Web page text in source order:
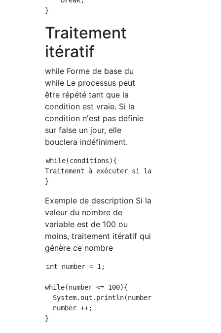
Traitement
itératif
while Forme de base du
while Le processus peut
être répété tant que la
condition est vraie. Si la
condition n'est pas définie
sur false un jour, elle
bouclera indéfiniment.
while(conditions){
Traitement à exécuter si la condition est
Exemple de description Si la
valeur du nombre de
variable est de 100 ou
moins, traitement itératif qui
génère ce nombre
int number = 1;
while(number <= 100){          //Renvoie
System.out.println(number);  //Sortir la
number ++;                   //Ajouter 1